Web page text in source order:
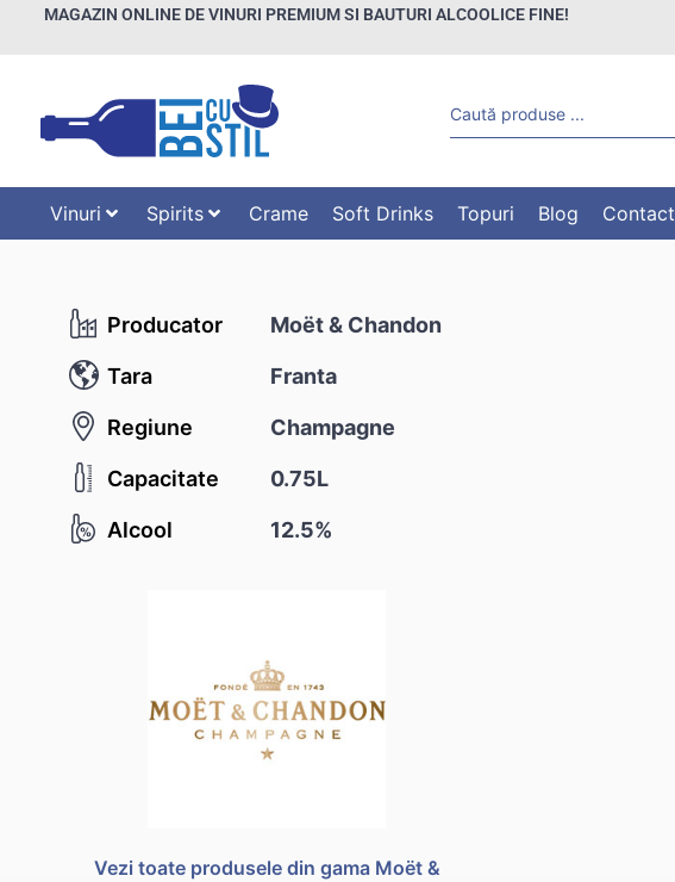
MAGAZIN ONLINE DE VINURI PREMIUM SI BAUTURI ALCOOLICE FINE!
Vinuri Spirits Crame Soft Drinks Topuri Blog Contact
Producator Moët & Chandon
Tara Franta
Regiune Champagne
Capacitate 0.75L
Alcool 12.5%
Vezi toate produsele din gama Moët &